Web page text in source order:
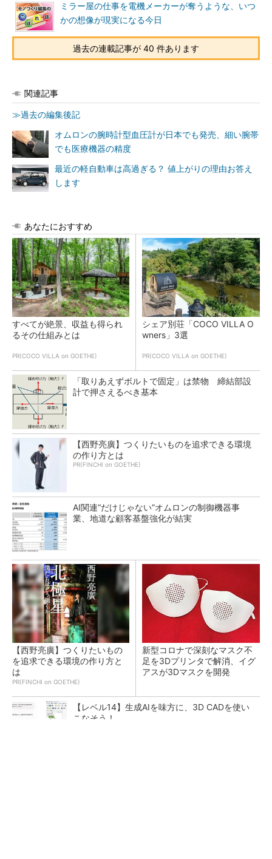
ミラー屋の仕事を電機メーカーが奪うような、いつ
かの想像が現実になる今日
過去の連載記事が 40 件あります
関連記事
≫過去の編集後記
オムロンの腕時計型血圧計が日本でも発売、細い腕帯
でも医療機器の精度
最近の軽自動車は高過ぎる？ 値上がりの理由お答え
します
あなたにおすすめ
すべてが絶景、収益も得られ
るその仕組みとは
PR(COCO VILLA on GOETHE)
シェア別荘「COCO VILLA O
wners」3選
PR(COCO VILLA on GOETHE)
「取りあえずボルトで固定」は禁物 締結部設
計で押さえるべき基本
【西野亮廣】つくりたいものを追求できる環境
の作り方とは
PR(FINCHI on GOETHE)
AI関連“だけじゃない”オムロンの制御機器事
業、地道な顧客基盤強化が結実
【西野亮廣】つくりたいもの
を追求できる環境の作り方と
は
PR(FINCHI on GOETHE)
新型コロナで深刻なマスク不
足を3Dプリンタで解消、イグ
アスが3Dマスクを開発
【レベル14】生成AIを味方に、3D CADを使い
こなそう！